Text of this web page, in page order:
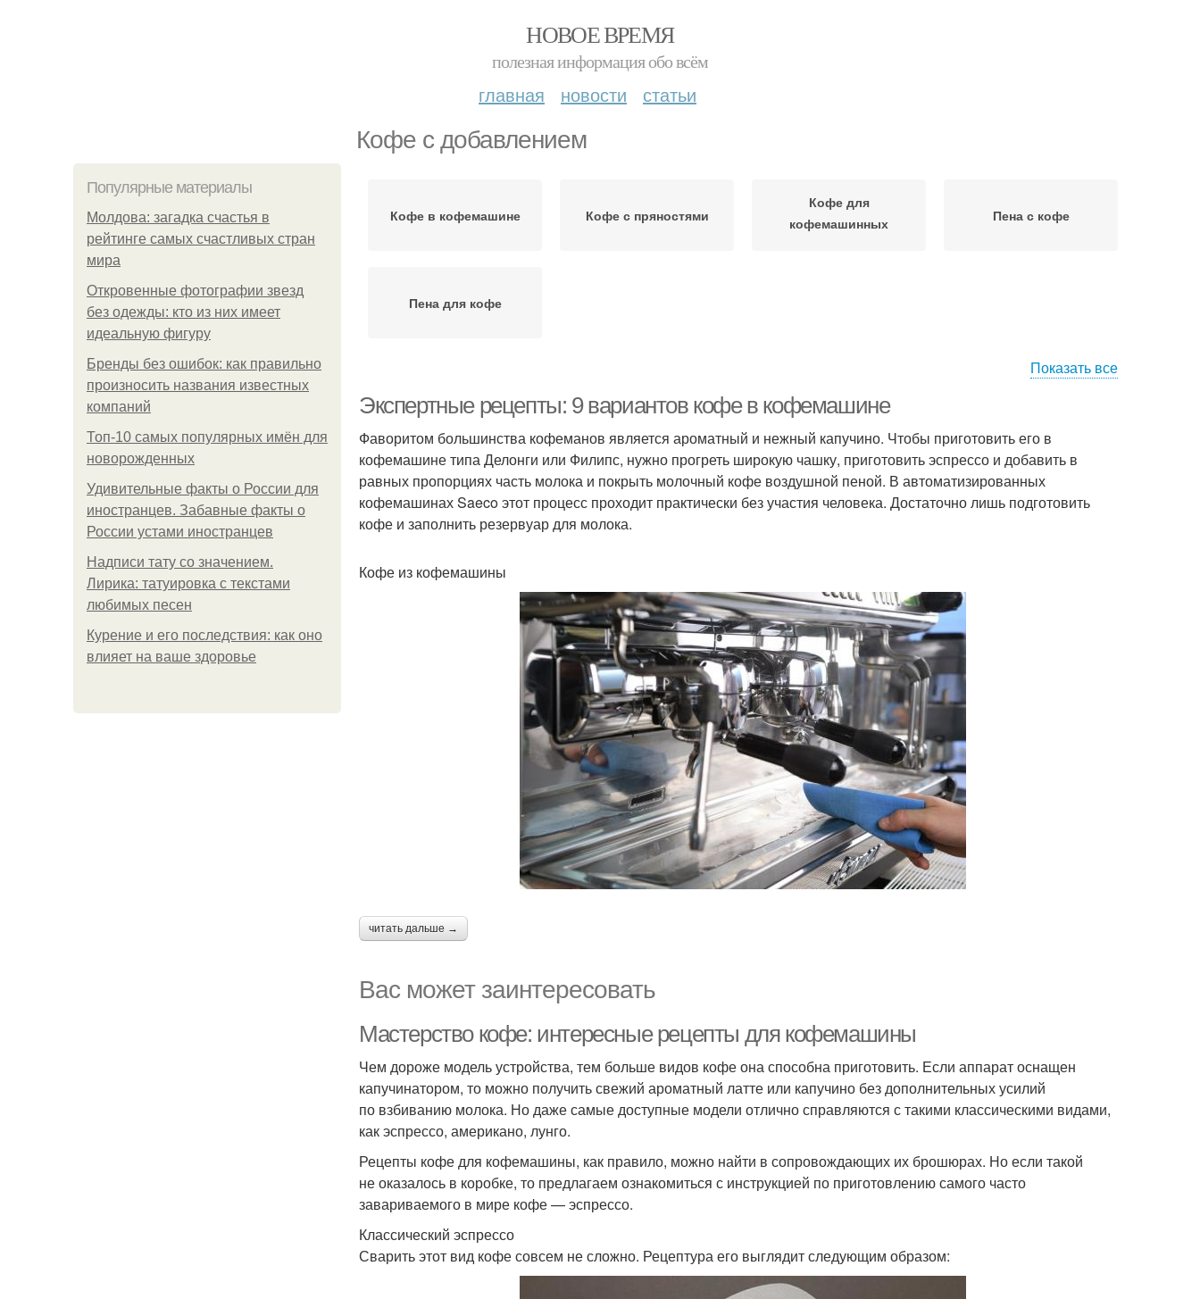
НОВОЕ ВРЕМЯ
полезная информация обо всём
главная новости статьи
Кофе с добавлением
Популярные материалы
Молдова: загадка счастья в
рейтинге самых счастливых стран
мира
Откровенные фотографии звезд
без одежды: кто из них имеет
идеальную фигуру
Бренды без ошибок: как правильно
произносить названия известных
компаний
Топ-10 самых популярных имён для
новорожденных
Удивительные факты о России для
иностранцев. Забавные факты о
России устами иностранцев
Надписи тату со значением.
Лирика: татуировка с текстами
любимых песен
Курение и его последствия: как оно
влияет на ваше здоровье
Кофе в кофемашине Кофе с пряностями
Кофе для
кофемашинных
Пена с кофе
Пена для кофе
Показать все
Экспертные рецепты: 9 вариантов кофе в кофемашине
Фаворитом большинства кофеманов является ароматный и нежный капучино. Чтобы приготовить его в
кофемашине типа Делонги или Филипс, нужно прогреть широкую чашку, приготовить эспрессо и добавить в
равных пропорциях часть молока и покрыть молочный кофе воздушной пеной. В автоматизированных
кофемашинах Saeco этот процесс проходит практически без участия человека. Достаточно лишь подготовить
кофе и заполнить резервуар для молока.
Кофе из кофемашины
читать дальше →
Вас может заинтересовать
Мастерство кофе: интересные рецепты для кофемашины
Чем дороже модель устройства, тем больше видов кофе она способна приготовить. Если аппарат оснащен
капучинатором, то можно получить свежий ароматный латте или капучино без дополнительных усилий
по взбиванию молока. Но даже самые доступные модели отлично справляются с такими классическими видами,
как эспрессо, американо, лунго.
Рецепты кофе для кофемашины, как правило, можно найти в сопровождающих их брошюрах. Но если такой
не оказалось в коробке, то предлагаем ознакомиться с инструкцией по приготовлению самого часто
завариваемого в мире кофе — эспрессо.
Классический эспрессо
Сварить этот вид кофе совсем не сложно. Рецептура его выглядит следующим образом: